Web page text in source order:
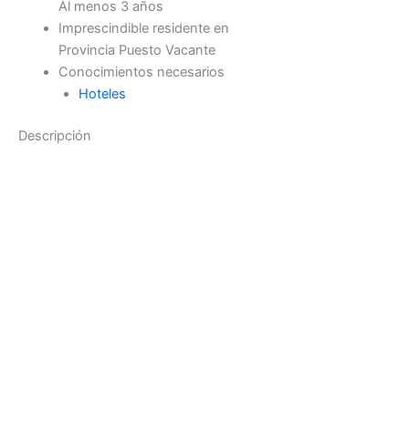
Al menos 3 años
Imprescindible residente en
Provincia Puesto Vacante
Conocimientos necesarios
Hoteles
Descripción